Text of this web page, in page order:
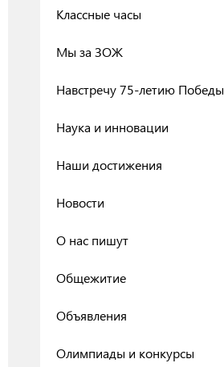
Классные часы
Мы за ЗОЖ
Навстречу 75-летию Победы
Наука и инновации
Наши достижения
Новости
О нас пишут
Общежитие
Объявления
Олимпиады и конкурсы